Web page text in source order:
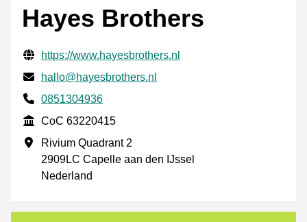
Hayes Brothers
Verifisert kontaktinformasjon
Website URL
https://www.hayesbrothers.nl
E-post
hallo@hayesbrothers.nl
Phone number
0851304936
CoC
CoC 63220415
Forretningsadresse
Rivium Quadrant 2
2909LC Capelle aan den IJssel
Nederland